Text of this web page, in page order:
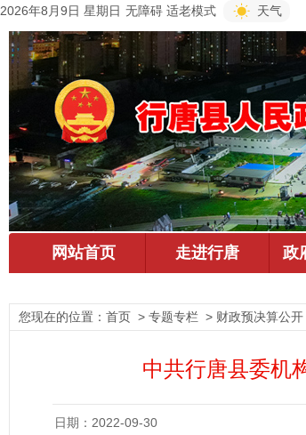
2026年8月9日 星期日 无障碍 适老模式 天气
您现在的位置： 首页 > 专题专栏 > 财政预决算公
中共行唐县委机
日期：2022-09-30